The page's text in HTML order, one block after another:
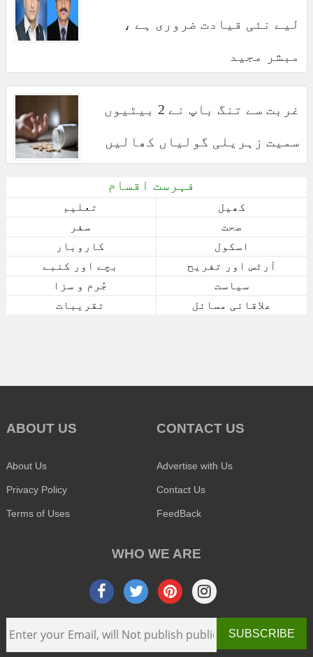
لیے نئی قیادت ضروری ہے ،
مبشر مجید
غربت سے تنگ باپ نے 2 بیٹیوں
سمیت زہریلی گولیاں کھالیں
فہرست اقسام
کھیل
تعلیم
صحت
سفر
اسکول
کاروبار
آرٹس اور تفریح
بچے اور کنبے
سیاست
جُرم و سزا
علاقائی مسائل
تقریبات
ABOUT US
About Us
Privacy Policy
Terms of Uses
CONTACT US
Advertise with Us
Contact Us
FeedBack
WHO WE ARE
SUBSCRIBE